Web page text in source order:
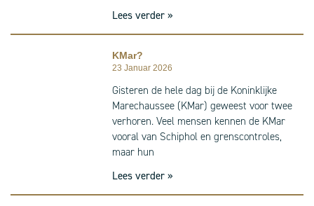
Lees verder »
KMar?
23 Januar 2026
Gisteren de hele dag bij de Koninklijke
Marechaussee (KMar) geweest voor twee
verhoren. Veel mensen kennen de KMar
vooral van Schiphol en grenscontroles,
maar hun
Lees verder »